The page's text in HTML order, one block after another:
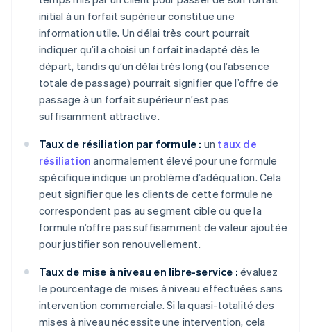
initial à un forfait supérieur constitue une
information utile. Un délai très court pourrait
indiquer qu’il a choisi un forfait inadapté dès le
départ, tandis qu’un délai très long (ou l’absence
totale de passage) pourrait signifier que l’offre de
passage à un forfait supérieur n’est pas
suffisamment attractive.
Taux de résiliation par formule : un taux de
résiliation anormalement élevé pour une formule
spécifique indique un problème d’adéquation. Cela
peut signifier que les clients de cette formule ne
correspondent pas au segment cible ou que la
formule n’offre pas suffisamment de valeur ajoutée
pour justifier son renouvellement.
Taux de mise à niveau en libre-service : évaluez
le pourcentage de mises à niveau effectuées sans
intervention commerciale. Si la quasi-totalité des
mises à niveau nécessite une intervention, cela